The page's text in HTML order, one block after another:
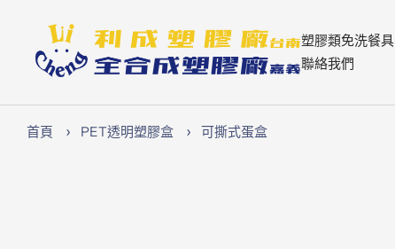
塑膠類免洗餐具
聯絡我們
Lichen74
首頁 PET透明塑膠盒 可撕式蛋盒